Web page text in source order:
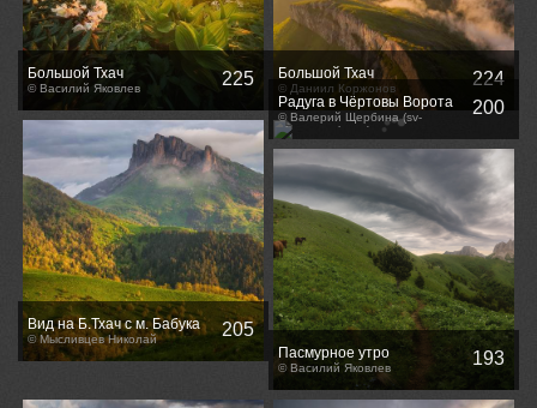
Большой Тхач
© Василий Яковлев 225 Большой Тхач
© Даниил Коржонов 224
Вид на Б.Тхач с м. Бабука
© Мысливцев Николай 205
Радуга в Чёртовы Ворота
© Валерий Щербина (sv-
phototravel.com)
200
Пасмурное утро
© Василий Яковлев 193